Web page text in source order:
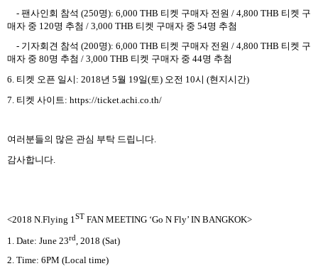
- 팬사인회 참석 (250명): 6,000 THB 티켓 구매자 전원 / 4,800 THB 티켓 구
매자 중 120명 추첨 / 3,000 THB 티켓 구매자 중 54명 추첨
- 기자회견 참석 (200명): 6,000 THB 티켓 구매자 전원 / 4,800 THB 티켓 구
매자 중 80명 추첨 / 3,000 THB 티켓 구매자 중 44명 추첨
6. 티켓 오픈 일시 : 2018년 5월 19일(토) 오전 10시 (현지시간)
7. 티켓 사이트 : https://ticket.achi.co.th/
여러분들의 많은 관심 부탁 드립니다.
감사합니다
<2018 N.Flying 1ST FAN MEETING ‘Go N Fly’ IN BANGKOK>
1. Date: June 23rd, 2018 (Sat)
2. Time: 6PM (Local time)